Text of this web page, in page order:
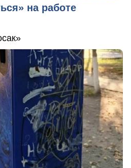
на работе